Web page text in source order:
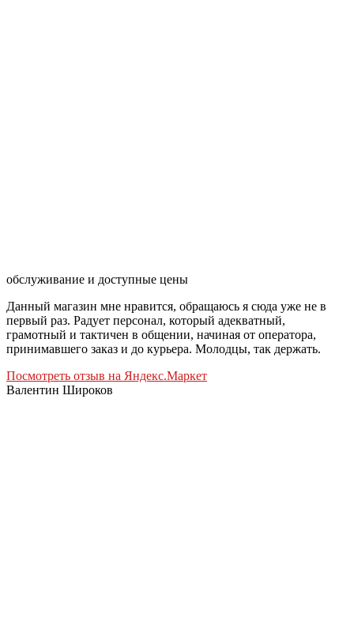
обслуживание и доступные цены
Данный магазин мне нравится, обращаюсь я сюда уже не в
первый раз. Радует персонал, который адекватный,
грамотный и тактичен в общении, начиная от оператора,
принимавшего заказ и до курьера. Молодцы, так держать.
Посмотреть отзыв на Яндекс.Маркет
Валентин Широков